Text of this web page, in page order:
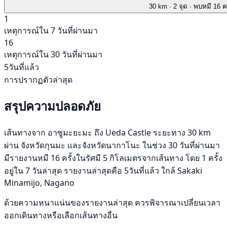
30 km · 2 จุด · พบหมี 16
1
เหตุการณ์ใน 7 วันที่ผ่านมา
16
เหตุการณ์ใน 30 วันที่ผ่านมา
5วันที่แล้ว
การปรากฏตัวล่าสุด
สรุปความปลอดภัย
เส้นทางจาก อาซูมะยะมะ ถึง Ueda Castle ระยะทาง 30 km
ผ่าน จังหวัดกุนมะ และจังหวัดนากาโนะ ในช่วง 30 วันที่ผ่านมา
มีรายงานหมี 16 ครั้งในรัศมี 5 กิโลเมตรจากเส้นทาง โดย 1 ครั้ง
อยู่ใน 7 วันล่าสุด รายงานล่าสุดคือ 5วันที่แล้ว ใกล้ Sakaki
Minamijo, Nagano
ด้วยความหนาแน่นของรายงานล่าสุด ควรพิจารณาเปลี่ยนเวลา
ออกเดินทางหรือเลือกเส้นทางอื่น